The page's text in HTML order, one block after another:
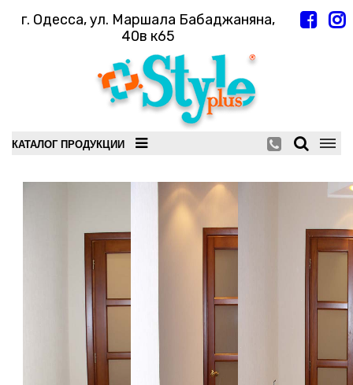
г. Одесса, ул. Маршала Бабаджаняна,
40в к65
КАТАЛОГ ПРОДУКЦИИ